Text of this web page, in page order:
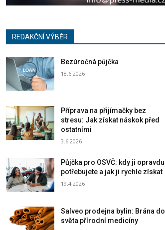
REDAKČNÍ VÝBĚR
Bezúročná půjčka
18.6.2026
Příprava na přijímačky bez
stresu: Jak získat náskok před
ostatními
3.6.2026
Půjčka pro OSVČ: kdy ji opravdu
potřebujete a jak ji rychle získat
19.4.2026
Salveo prodejna bylin: Brána do
světa přírodní medicíny